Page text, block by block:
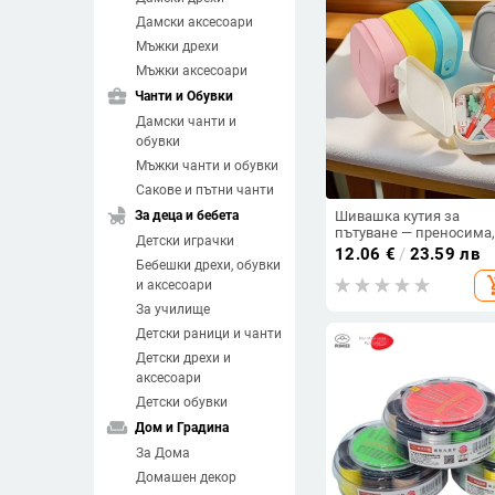
Дамски аксесоари
Мъжки дрехи
Мъжки аксесоари
business_center Чанти и Обувки
Дамски чанти и
обувки
Мъжки чанти и обувки
Сакове и пътни чанти
child_friendly За деца и бебета
Детски играчки
Бебешки дрехи, обувки
и аксесоари
За училище
Детски раници и чанти
Детски дрехи и
аксесоари
Детски обувки
weekend Дом и Градина
За Дома
Домашен декор
Шивашка кутия за
пътуване — преносима,
висококачествена,
изискана конструкция
12.06 € / 23.59 лв